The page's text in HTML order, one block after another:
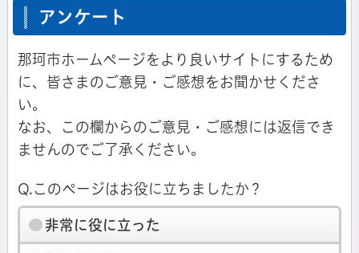
アンケート
那珂市ホームページをより良いサイトにするため
に、皆さまのご意見・ご感想をお聞かせくださ
い。
なお、この欄からのご意見・ご感想には返信でき
ませんのでご了承ください。
Q.このページはお役に立ちましたか？
非常に役に立った